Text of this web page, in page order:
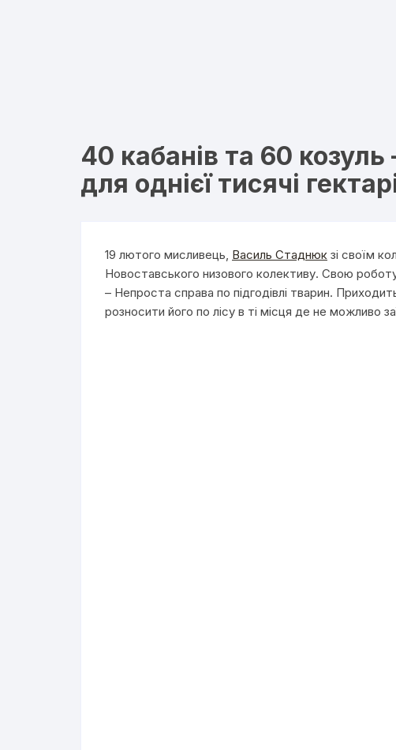
40 кабанів та 60
для однієї тисячі
19 лютого мисливець, Василь Стаднюк зі своїм
Новоставського низового колективу. Свою
– Непроста справа по підгодівлі тварин.
розносити його по лісу в ті місця де не можливо